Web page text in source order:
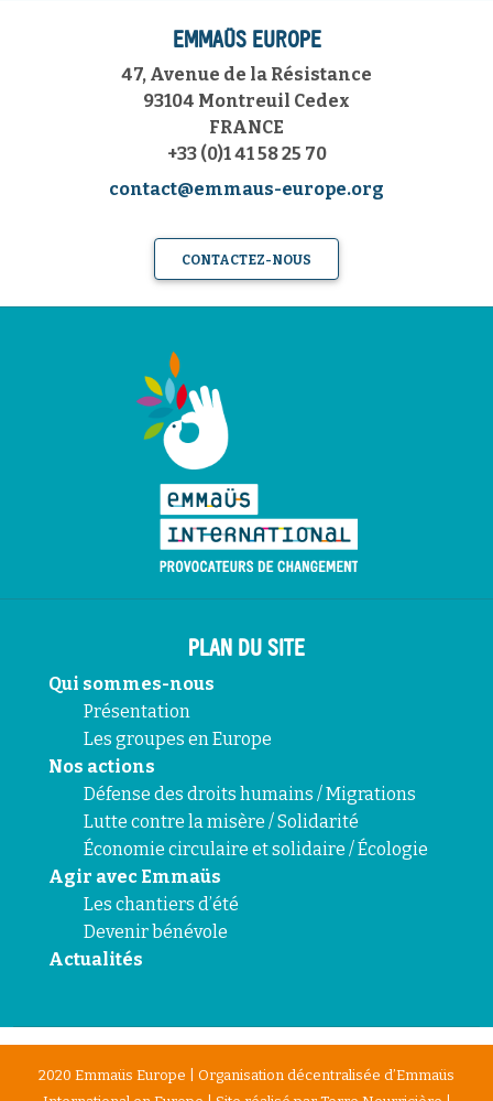
EMMAÜS EUROPE
47, Avenue de la Résistance
93104 Montreuil Cedex
FRANCE
+33 (0)1 41 58 25 70
contact@emmaus-europe.org
CONTACTEZ-NOUS
PLAN DU SITE
Qui sommes-nous
Présentation
Les groupes en Europe
Nos actions
Défense des droits humains / Migrations
Lutte contre la misère / Solidarité
Économie circulaire et solidaire / Écologie
Agir avec Emmaüs
Les chantiers d’été
Devenir bénévole
Actualités
2020 Emmaüs Europe | Organisation décentralisée d’Emmaüs